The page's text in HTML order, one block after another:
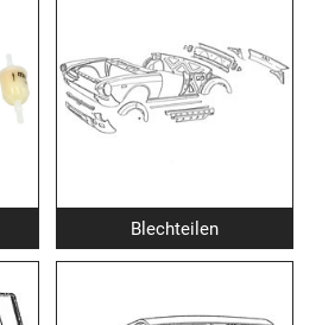
Blechteilen